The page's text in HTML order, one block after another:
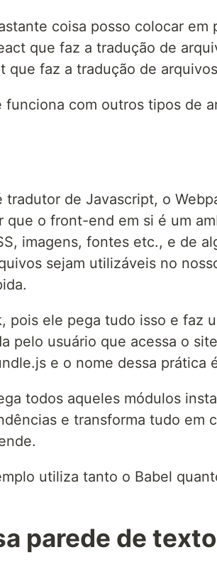
coisa posso colocar em
que faz a tradução de
que faz a tradução de
com outros tipos de
tradutor de Javascript, o
que o front-end em si é um
imagens, fontes etc., e de
sejam utilizáveis no
pois ele pega tudo isso e faz
pelo usuário que acessa o
e o nome dessa prática
todos aqueles módulos
e transforma tudo em
utiliza tanto o Babel
parede de texto